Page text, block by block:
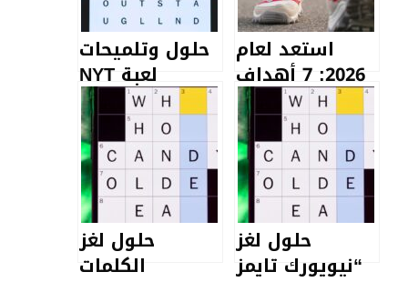
استعد لعام
2026: 7 أهداف
صحية بسيطة
ومستدامة
لتحقيق التغيير
المنشود
حلول وتلميحات
لعبة NYT
Strands لليوم
12 يناير (اللغز
رقم 680)
حلول لغز
“نيويورك تايمز
حلول لغز
الكلمات